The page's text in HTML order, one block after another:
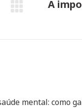
Próximo
A
mental: como